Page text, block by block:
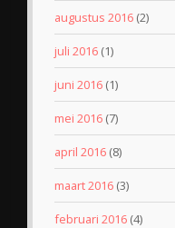
augustus 2016 (2)
juli 2016 (1)
juni 2016 (1)
mei 2016 (7)
april 2016 (8)
maart 2016 (3)
februari 2016 (4)